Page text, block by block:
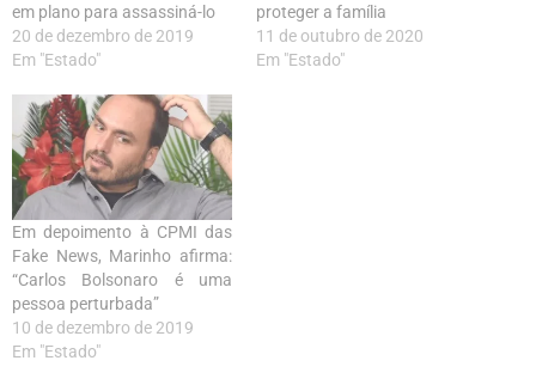
em plano para assassiná-lo
20 de dezembro de 2019
Em "Estado"
proteger a família
11 de outubro de 2020
Em "Estado"
Em depoimento à CPMI das
Fake News, Marinho afirma:
“Carlos Bolsonaro é uma
pessoa perturbada”
10 de dezembro de 2019
Em "Estado"